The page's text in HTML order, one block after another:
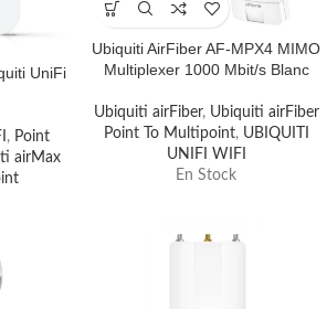
UniFi
, Point
airMax
Ubiquiti AirFiber AF-MPX4 MIMO
Multiplexer 1000 Mbit/s Blanc
Ubiquiti airFiber, Ubiquiti airFiber
Point To Multipoint, UBIQUITI
UNIFI WIFI
En Stock